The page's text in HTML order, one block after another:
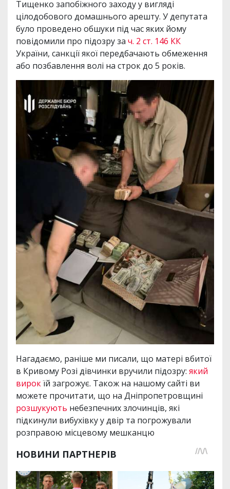
Тищенко запобіжного заходу у вигляді
цілодобового домашнього арешту. У депутата
було проведено обшуки під час яких йому
повідомили про підозру за ч. 2 ст. 146 КК
України, санкції якої передбачають обмеження
або позбавлення волі на строк до 5 років.
Нагадаємо, раніше ми писали, що матері вбитої
в Кривому Розі дівчинки вручили підозру: який
вирокїй загрожує. Також на нашому сайті ви
можете прочитати, що на Дніпропетровщині
розшукують небезпечних злочинців, які
підкинули вибухівку у двір та погрожували
розправою місцевому мешканцю